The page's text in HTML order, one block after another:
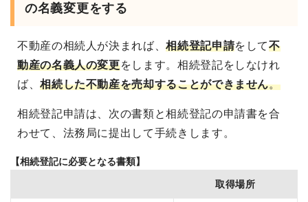
の名義変更をする
不動産の相続人が決まれば、相続登記申請をして不
動産の名義人の変更をします。相続登記をしなけれ
ば、相続した不動産を売却することができません。
相続登記申請は、次の書類と相続登記の申請書を合
わせて、法務局に提出して手続きします。
【相続登記に必要となる書類】
取得場所